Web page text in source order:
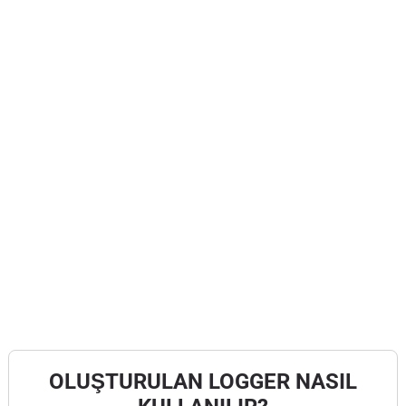
OLUŞTURULAN LOGGER NASIL